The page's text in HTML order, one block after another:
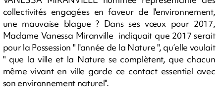
collectivités engagées en faveur de l'environnement,
une mauvaise blague ? Dans ses vœux pour 2017,
Madame Vanessa Miranville indiquait que 2017 serait
pour la Possession " l'année de la Nature ", qu’elle voulait
" que la ville et la Nature se complètent, que chacun
même vivant en ville garde ce contact essentiel avec
son environnement naturel".